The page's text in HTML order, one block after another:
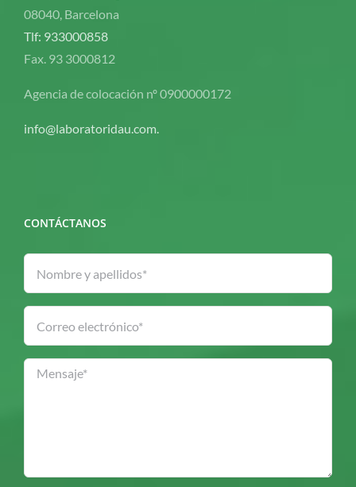
08040, Barcelona
Tlf: 933000858
Fax. 93 3000812
Agencia de colocación nº 0900000172
info@laboratoridau.com.
CONTÁCTANOS